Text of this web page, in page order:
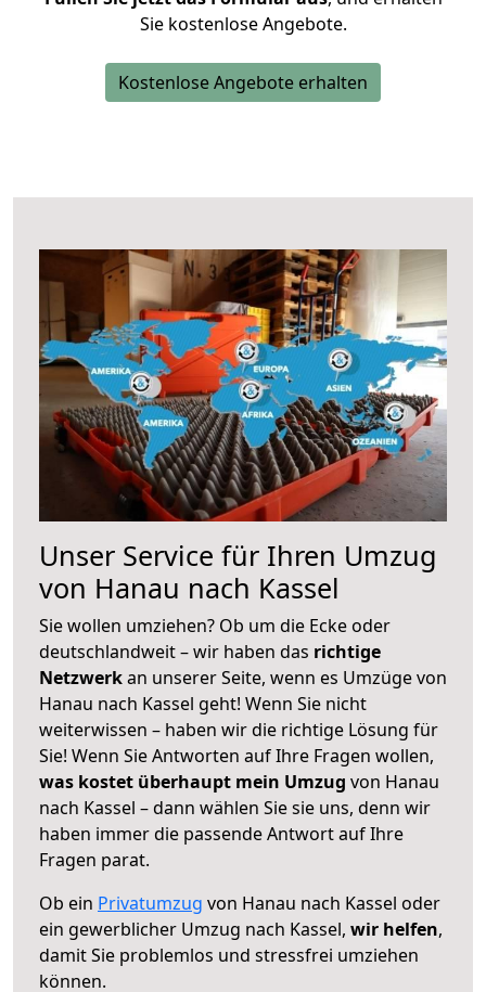
Sie kostenlose Angebote.
Kostenlose Angebote erhalten
Unser Service für Ihren Umzug
von Hanau nach Kassel
Sie wollen umziehen? Ob um die Ecke oder
deutschlandweit – wir haben das richtige
Netzwerkan unserer Seite, wenn es Umzüge von
Hanau nach Kassel geht! Wenn Sie nicht
weiterwissen – haben wir die richtige Lösung für
Sie! Wenn Sie Antworten auf Ihre Fragen wollen,
was kostet überhaupt mein Umzug von Hanau
nach Kassel – dann wählen Sie sie uns, denn wir
haben immer die passende Antwort auf Ihre
Fragen parat.
Ob ein Privatumzug von Hanau nach Kassel oder
ein gewerblicher Umzug nach Kassel, wir helfen,
damit Sie problemlos und stressfrei umziehen
können.